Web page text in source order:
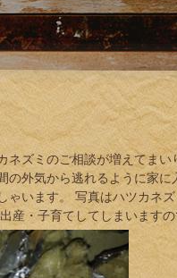
ズミのご相談が増えてまい
の外気から逃れるように家
ゃいます。 写真はハツカネ
産・子育てしてしまいます